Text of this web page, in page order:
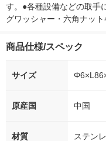
す。●各種設備などの取手
グワッシャー・六角ナッ
商品仕様/スペック
サイズ
原産国 中国
材質 ステン